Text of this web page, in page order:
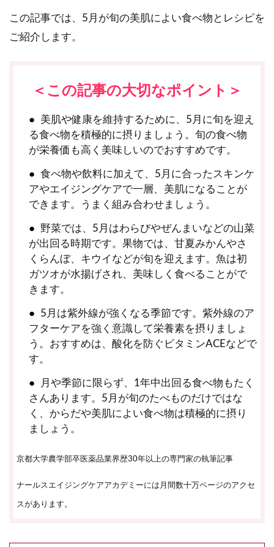
この記事では、5月が旬の美肌によい食べ物とレシピを
ご紹介します。
＜この記事の大切なポイント＞
美肌や健康を維持するために、5月に旬を迎え
る食べ物を積極的に摂りましょう。旬の食べ物
が栄養価も高く美味しいのでおすすめです。
食べ物や飲料に加えて、5月に合ったスキンケ
アやエイジングケアで一層、美肌になることが
できます。うまく組み合わせましょう。
野菜では、5月はわらびやぜんまいなどの山菜
が出回る時期です。果物では、甘夏みかんやさ
くらんぼ、キウイなどが旬を迎えます。魚は初
ガツオが水揚げされ、美味しく食べることがで
きます。
5月は紫外線が強くなる季節です。紫外線のア
フターケアを強く意識して栄養素を摂りましょ
う。おすすめは、酸化を防ぐビタミンACEなどで
す。
月や季節に限らず、1年中出回る食べ物もたく
さんあります。5月が旬のたべものだけではな
く、からだや美肌によい食べ物は積極的に摂り
ましょう。
京都大学農学部卒医薬品業界歴30年以上の専門家の執筆記事
ナールスエイジングケアアカデミーには月間数十万ページのアクセ
スがあります。